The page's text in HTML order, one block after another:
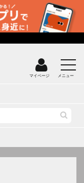
マイページ メニュー